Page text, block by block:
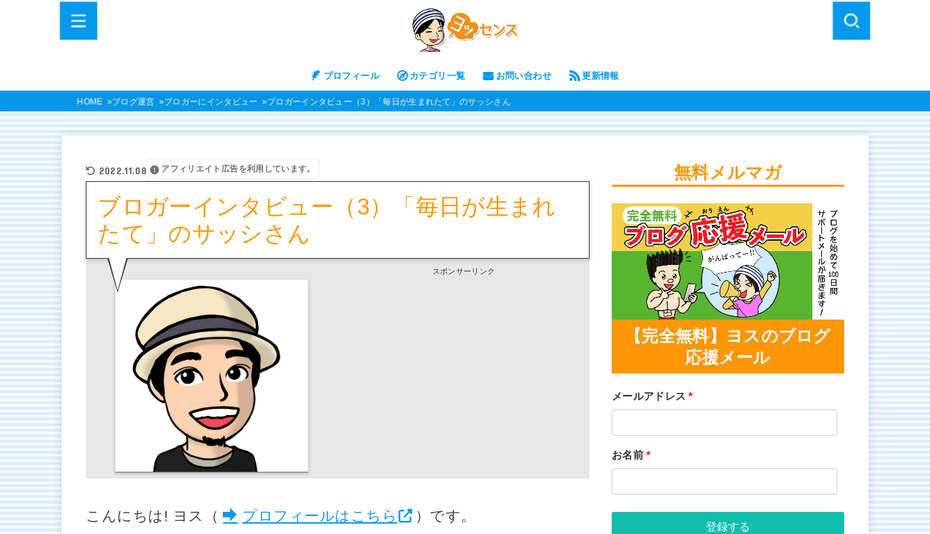
プロフィール カテゴリ一覧 お問い合わせ 更新情報
HOME ブログ運営 ブロガーにインタビュー ブロガーインタビュー（3）「毎日が生まれたて」のサッシさん
2022.11.08 アフィリエイト広告を利用しています。
ブロガーインタビュー（3）「毎日が生まれ
たて」のサッシさん
スポンサーリンク
こんにちは! ヨス（ プロフィールはこちら ）です。
無料メルマガ
【完全無料】ヨスのブログ
応援メール
メールアドレス*
お名前*
登録する